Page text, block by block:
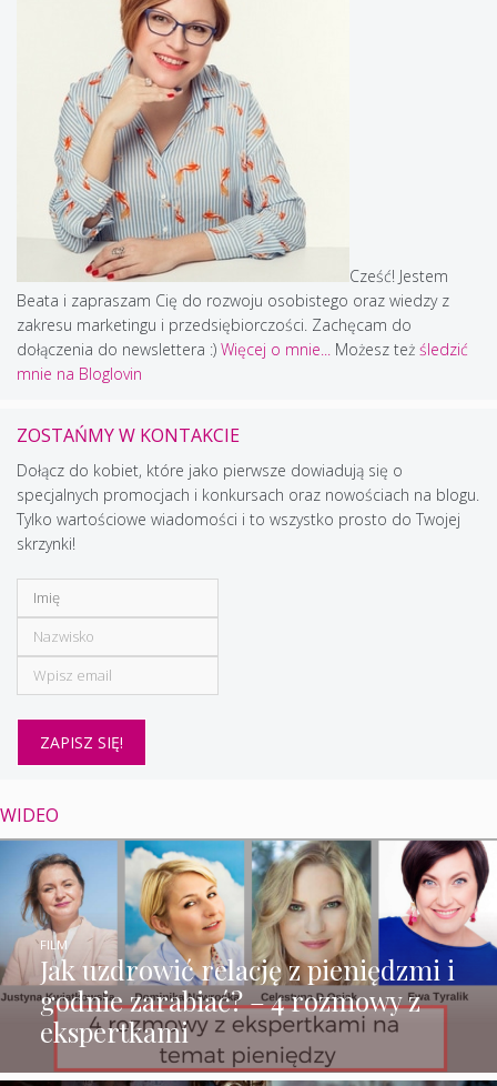
Cześć! Jestem
Beata i zapraszam Cię do rozwoju osobistego oraz wiedzy z
zakresu marketingu i przedsiębiorczości. Zachęcam do
dołączenia do newslettera :) Więcej o mnie... Możesz też śledzić
mnie na Bloglovin
ZOSTAŃMY W KONTAKCIE
Dołącz do kobiet, które jako pierwsze dowiadują się o
specjalnych promocjach i konkursach oraz nowościach na blogu.
Tylko wartościowe wiadomości i to wszystko prosto do Twojej
skrzynki!
WIDEO
Jak uzdrowić relację z pieniędzmi i
godnie zarabiać? – 4 rozmowy z
ekspertkami
FILM